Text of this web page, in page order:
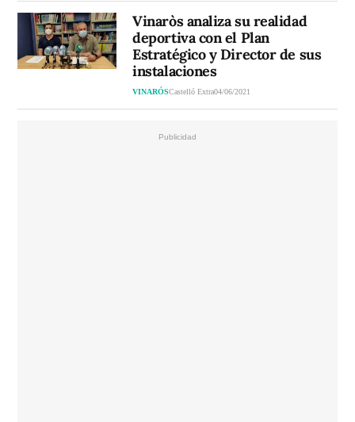
Vinaròs analiza su realidad
deportiva con el Plan
Estratégico y Director de sus
instalaciones
VINARÓSCastelló Extra04/06/2021